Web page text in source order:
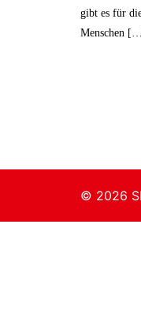
gibt es für
Menschen
© 2026